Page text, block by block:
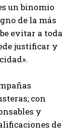
un binomio
de la más
evitar a toda
justificar y
con
y
de